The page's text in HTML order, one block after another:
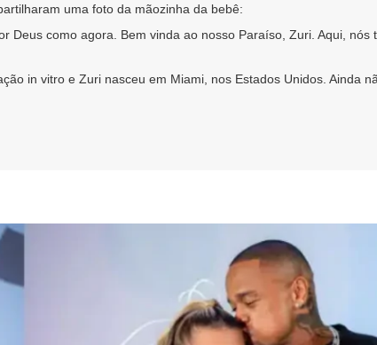
uma foto da mãozinha da bebê:
Deus como agora. Bem vinda ao nosso Paraíso, Zuri. Aqui, nós
in vitro e Zuri nasceu em Miami, nos Estados Unidos. Ainda